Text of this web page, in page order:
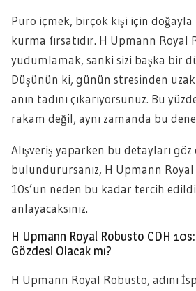
Puro içmek, birçok kişi için doğayla
kurma fırsatıdır. H Upmann Royal
yudumlamak, sanki sizi başka bir
Düşünün ki, günün stresinden
anın tadını çıkarıyorsunuz. Bu
rakam değil, aynı zamanda bu
Alışveriş yaparken bu detayları
bulundurursanız, H Upmann Royal
10s’un neden bu kadar tercih
anlayacaksınız.
H Upmann Royal Robusto CDH 10s:
Gözdesi Olacak mı?
H Upmann Royal Robusto, adını